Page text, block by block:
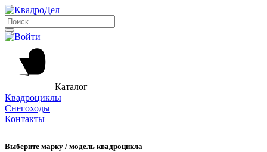
Каталог
Квадроциклы
Снегоходы
Контакты
Выберите марку / модель квадроцикла